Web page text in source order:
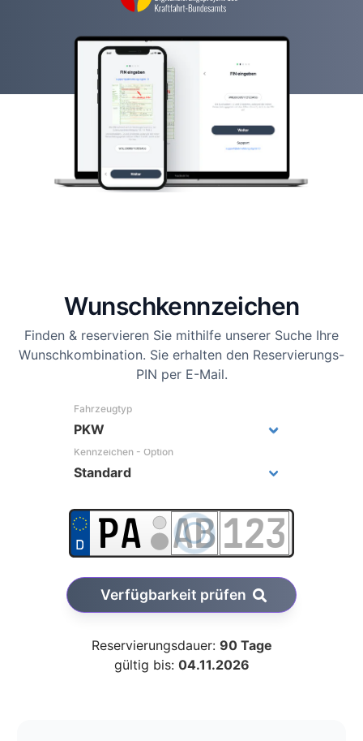
Wunsch­kennzeichen
Finden & reservieren Sie mithilfe unserer Suche Ihre
Wunschkombination. Sie erhalten den Reservierungs-
PIN per E-Mail.
Fahrzeugtyp
Kennzeichen - Option
Verfügbarkeit prüfen
Reservierungsdauer: 90 Tage
gültig bis: 04.11.2026